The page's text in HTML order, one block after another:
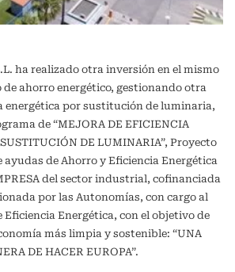
ha realizado otra inversión en el mismo
ahorro energético, gestionando otra
energética por sustitución de luminaria,
de “MEJORA DE EFICIENCIA
DE LUMINARIA”, Proyecto
ayudas de Ahorro y Eficiencia Energética
del sector industrial, cofinanciada
por las Autonomías, con cargo al
Eficiencia Energética, con el objetivo de
más limpia y sostenible: “UNA
DE HACER EUROPA”.